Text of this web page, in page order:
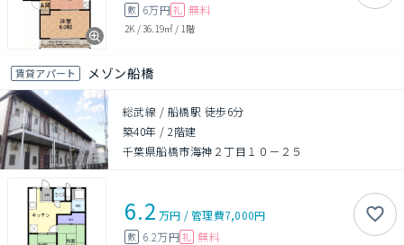
敷 6万円 礼 無料
2K /36.19㎡ / 1階
賃貸アパート メゾン船橋
総武線 / 船橋駅 徒歩6分
築40年 /2階建
千葉県船橋市海神２丁目１０－２５
6.2 万円 /管理費7,000円
敷 6.2万円 礼 無料